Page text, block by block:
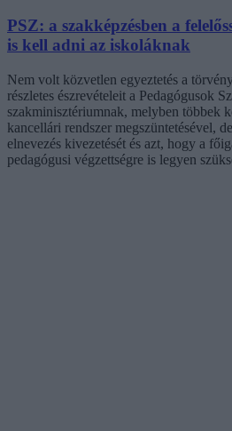
PSZ: a szakképzésben a
is kell adni az iskoláknak
Nem volt közvetlen egyeztetés a
részletes észrevételeit a Pedagógusok
szakminisztériumnak, melyben többek
kancellári rendszer megszüntetésével,
elnevezés kivezetését és azt, hogy a
pedagógusi végzettségre is legyen